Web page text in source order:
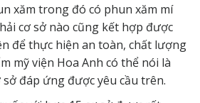
xăm trong đó có phun xăm mí
cơ sở nào cũng kết hợp được
để thực hiện an toàn, chất lượng
mỹ viện Hoa Anh có thể nói là
đáp ứng được yêu cầu trên.